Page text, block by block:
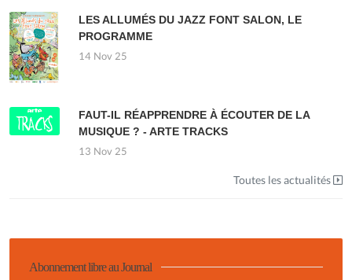
LES ALLUMÉS DU JAZZ FONT SALON, LE
PROGRAMME
14 Nov 25
FAUT-IL RÉAPPRENDRE À ÉCOUTER DE LA
MUSIQUE ? - ARTE TRACKS
13 Nov 25
Toutes les actualités
Abonnement libre au Journal